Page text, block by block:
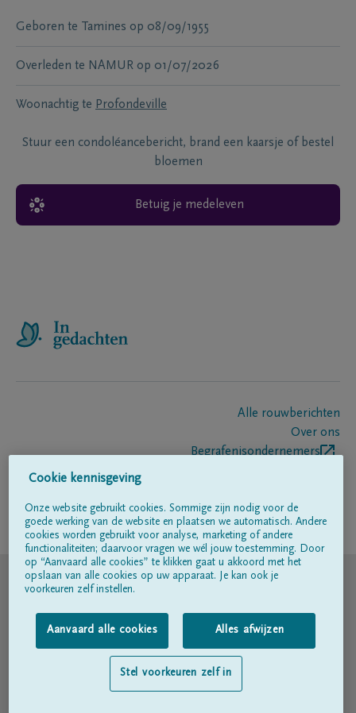
Geboren te Tamines op 08/09/1955
Overleden te NAMUR op 01/07/2026
Woonachtig te Profondeville
Stuur een condoléancebericht, brand een kaarsje of bestel
bloemen
Betuig je medeleven
Alle rouwberichten
Over ons
Begrafenisondernemers
Volg ons op
© DELA
Gebruiksvoorwaarden
Privacyverklaring
Toegankelijkheidsverklaring
Cookie kennisgeving
Onze website gebruikt cookies. Sommige zijn nodig voor de
goede werking van de website en plaatsen we automatisch. Andere
cookies worden gebruikt voor analyse, marketing of andere
functionaliteiten; daarvoor vragen we wél jouw toestemming. Door
op “Aanvaard alle cookies” te klikken gaat u akkoord met het
opslaan van alle cookies op uw apparaat. Je kan ook je
voorkeuren zelf instellen.
Aanvaard alle cookies Alles afwijzen
Stel voorkeuren zelf in